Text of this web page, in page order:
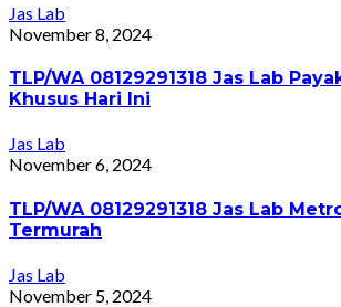
Jas Lab
November 8, 2024
TLP/WA 08129291318 Jas Lab
Khusus Hari Ini
Jas Lab
November 6, 2024
TLP/WA 08129291318 Jas Lab
Termurah
Jas Lab
November 5, 2024